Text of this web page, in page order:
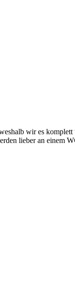
wir es
lieber an einem